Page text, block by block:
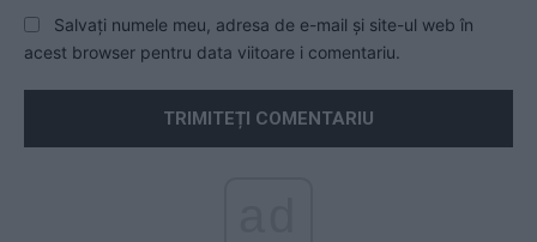
Salvați numele meu, adresa de e-mail și site-ul web în
acest browser pentru data viitoare i comentariu.